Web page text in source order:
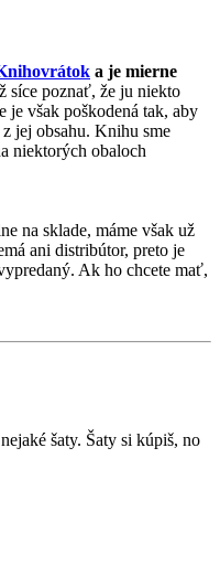
a je mierne
síce poznať, že ju niekto
je však poškodená tak, aby
jej obsahu. Knihu sme
niektorých obaloch
na sklade, máme však už
ani distribútor, preto je
Ak ho chcete mať,
šaty. Šaty si kúpiš, no